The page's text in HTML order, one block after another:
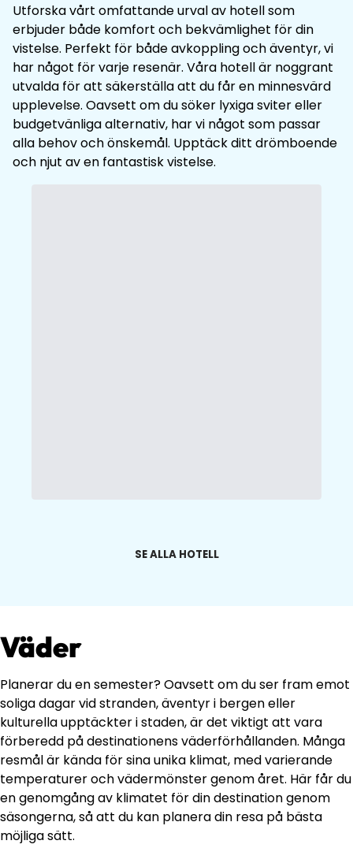
Utforska vårt omfattande urval av hotell som
erbjuder både komfort och bekvämlighet för din
vistelse. Perfekt för både avkoppling och äventyr, vi
har något för varje resenär. Våra hotell är noggrant
utvalda för att säkerställa att du får en minnesvärd
upplevelse. Oavsett om du söker lyxiga sviter eller
budgetvänliga alternativ, har vi något som passar
alla behov och önskemål. Upptäck ditt drömboende
och njut av en fantastisk vistelse.
SE ALLA HOTELL
Väder
Planerar du en semester? Oavsett om du ser fram emot
soliga dagar vid stranden, äventyr i bergen eller
kulturella upptäckter i staden, är det viktigt att vara
förberedd på destinationens väderförhållanden. Många
resmål är kända för sina unika klimat, med varierande
temperaturer och vädermönster genom året. Här får du
en genomgång av klimatet för din destination genom
säsongerna, så att du kan planera din resa på bästa
möjliga sätt.